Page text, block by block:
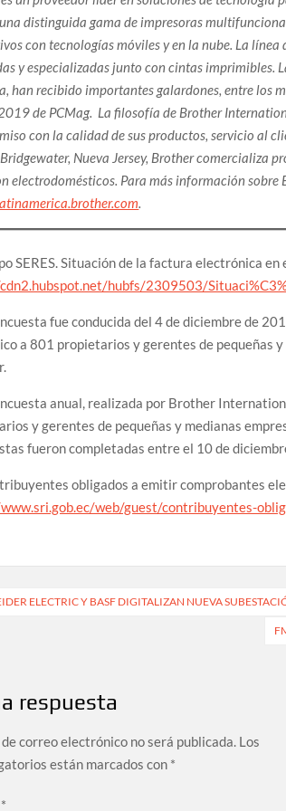
distinguida gama de impresoras
con tecnologías móviles y en la nube. La
y especializadas junto con cintas imprimibles.
han recibido importantes galardones, entre los
de PCMag. La filosofía de Brother
con la calidad de sus productos, servicio al
Nueva Jersey, Brother comercializa
electrodomésticos. Para más información sobre
.
SERES. Situación de la factura electrónica en
hubfs/2309503/
fue conducida del 4 de diciembre de
a 801 propietarios y gerentes de pequeñas
anual, realizada por Brother
y gerentes de pequeñas y medianas
fueron completadas entre el 10 de
obligados a emitir comprobantes
web/guest/contribuyentes-
ELECTRIC Y BASF DIGITALIZAN NUEVA
respuesta
correo electrónico no será publicada. Los
están marcados con *
*